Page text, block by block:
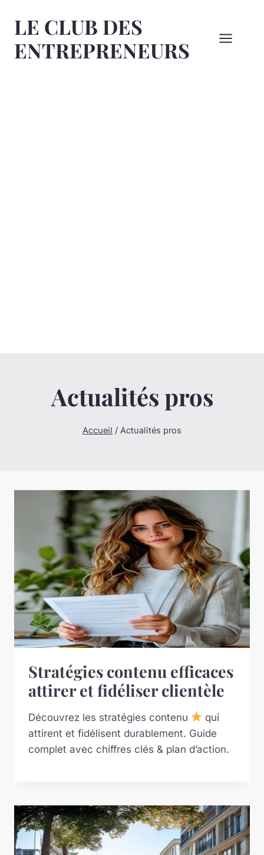
LE CLUB DES
ENTREPRENEURS
Actualités pros
Accueil / Actualités pros
Stratégies contenu efficaces
attirer et fidéliser clientèle
Découvrez les stratégies contenu
qui
attirent et fidélisent durablement. Guide
complet avec chiffres clés & plan d’action.